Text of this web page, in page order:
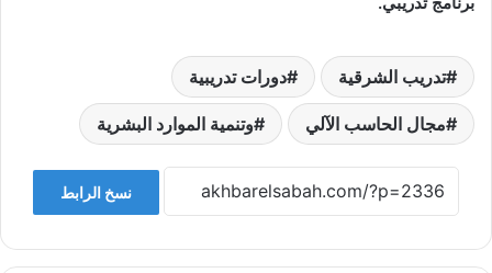
تدريب الشرقية دورات تدريبية
مجال الحاسب الآلي وتنمية الموارد البشرية
نسخ الرابط